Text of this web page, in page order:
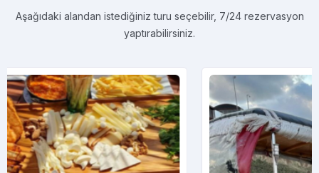
Aşağıdaki alandan istediğiniz turu seçebilir, 7/24 rezervasyon
yaptırabilirsiniz.